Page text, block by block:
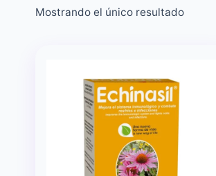
Mostrando el único resultado